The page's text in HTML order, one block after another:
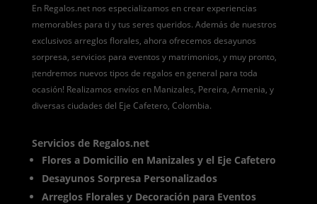
En Regalos.net nos especializamos en crear experiencias
memorables para ti y tus seres queridos. Además de nuestros
exclusivos arreglos florales, ahora ofrecemos desayunos
sorpresa, servicios para eventos y matrimonios, y muy pronto,
¡tendremos nuevos tipos de regalos en general para toda
ocasión! Realizamos envíos en Manizales, Pereira, Armenia, y
diversas ciudades del Eje Cafetero, Colombia.
Servicios de Regalos.net
Flores a Domicilio en Manizales y el Eje Cafetero
Desayunos Sorpresa Personalizados
Arreglos Florales y Decoración para Eventos